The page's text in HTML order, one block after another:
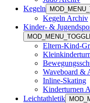
Kegeln
Kegeln Archiv
Kinder- &
Eltern-Kind-
Waveboard &
Inline-Skating
Kinderturnen
Leichtathletik